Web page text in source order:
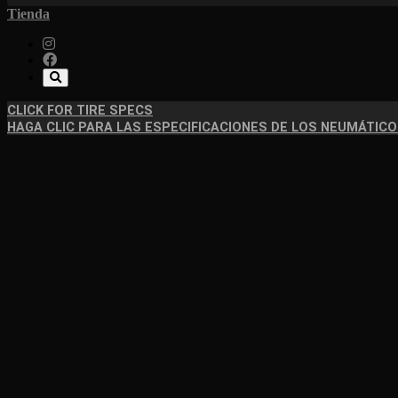
Tienda
CLICK FOR TIRE SPECS
HAGA CLIC PARA LAS ESPECIFICACIONES DE LOS